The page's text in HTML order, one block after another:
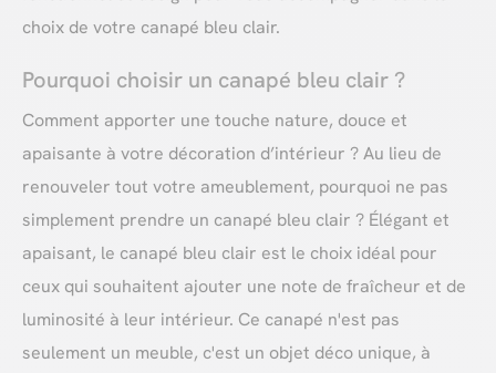
choix de votre canapé bleu clair.
Pourquoi choisir un canapé bleu clair ?
Comment apporter une touche nature, douce et
apaisante à votre décoration d’intérieur ? Au lieu de
renouveler tout votre ameublement, pourquoi ne pas
simplement prendre un canapé bleu clair ? Élégant et
apaisant, le canapé bleu clair est le choix idéal pour
ceux qui souhaitent ajouter une note de fraîcheur et de
luminosité à leur intérieur. Ce canapé n'est pas
seulement un meuble, c'est un objet déco unique, à